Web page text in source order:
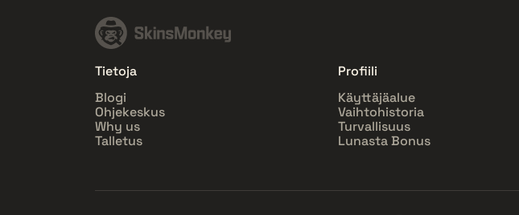
Tietoja
Blogi
Ohjekeskus
Why us
Talletus
Profiili
Käyttäjäalue
Vaihtohistoria
Turvallisuus
Lunasta Bonus